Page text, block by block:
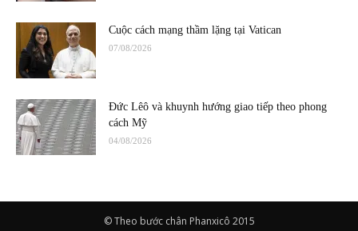
Cuộc cách mạng thầm lặng tại Vatican
07/08/2026
Đức Lêô và khuynh hướng giao tiếp theo phong
cách Mỹ
04/08/2026
© Theo bước chân Phanxicô 2015